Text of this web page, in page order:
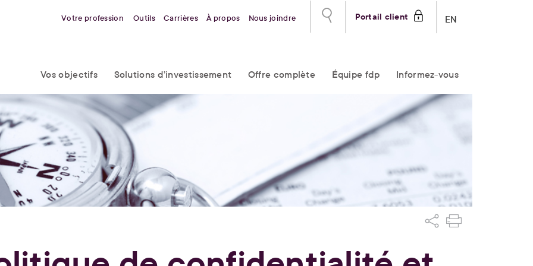
EN
Portail client
Votre profession Outils Carrières À propos Nous joindre
Vos objectifs Solutions d’investissement Offre complète Équipe fdp Informez-vous